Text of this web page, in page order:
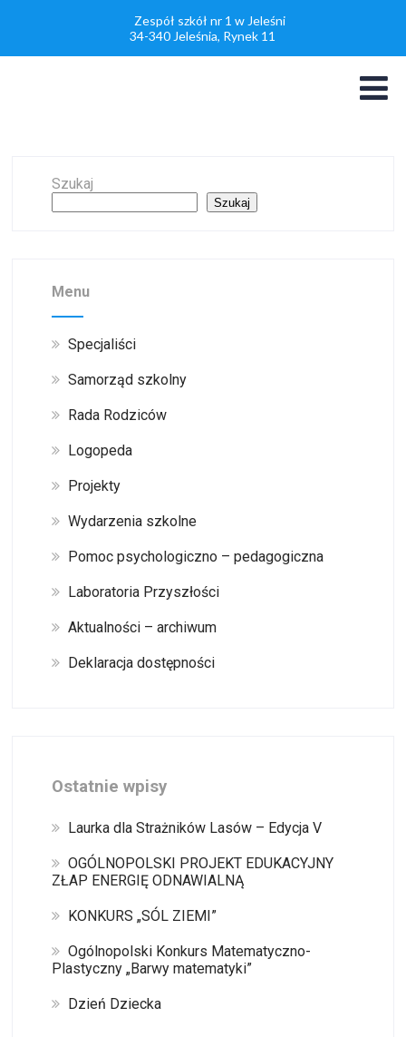
Zespół szkół nr 1 w Jeleśni
34-340 Jeleśnia, Rynek 11
Szukaj
Szukaj
Menu
Specjaliści
Samorząd szkolny
Rada Rodziców
Logopeda
Projekty
Wydarzenia szkolne
Pomoc psychologiczno – pedagogiczna
Laboratoria Przyszłości
Aktualności – archiwum
Deklaracja dostępności
Ostatnie wpisy
Laurka dla Strażników Lasów – Edycja V
OGÓLNOPOLSKI PROJEKT EDUKACYJNY
ZŁAP ENERGIĘ ODNAWIALNĄ
KONKURS „SÓL ZIEMI”
Ogólnopolski Konkurs Matematyczno-
Plastyczny „Barwy matematyki”
Dzień Dziecka